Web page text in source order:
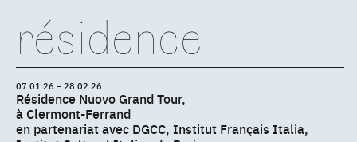
résidence
07.01.26 – 28.02.26
Résidence Nuovo Grand Tour,
à Clermont-Ferrand
en partenariat avec DGCC, Institut Français Italia,